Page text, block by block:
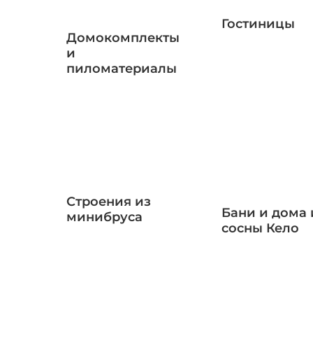
Домокомплекты
и
пиломатериалы
Гостиницы
Строения из
минибруса
Бани и дома
сосны Кело